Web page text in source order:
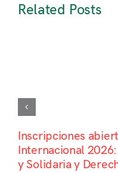
Related Posts
Inscripciones
Internacional
y Solidaria y